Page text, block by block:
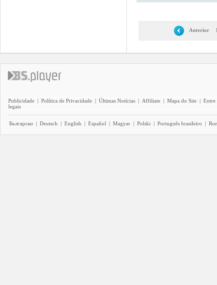
Anterior
Publicidade | Política de Privacidade | Últimas Notícias | Affiliate | Mapa do Site | Entre
legais
Български | Deutsch | English | Español | Magyar | Polski | Português brasileiro |